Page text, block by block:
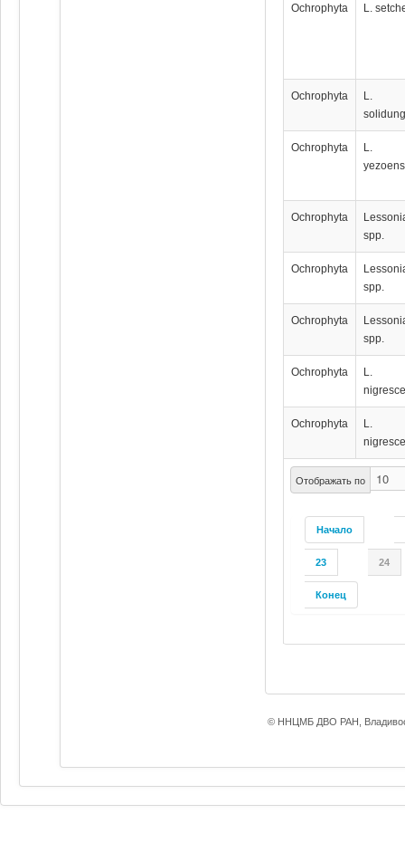
Отображать по
Начало
23 24
Конец
Ochrophyta L.
Ochrophyta
L.
Ochrophyta
L.
Ochrophyta
spp.
Ochrophyta
spp.
Ochrophyta
spp.
Ochrophyta
L.
Ochrophyta
L.
© ННЦМБ ДВО РАН,